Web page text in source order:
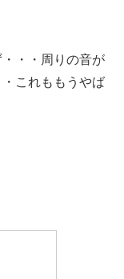
・・周りの音が
これももうやば